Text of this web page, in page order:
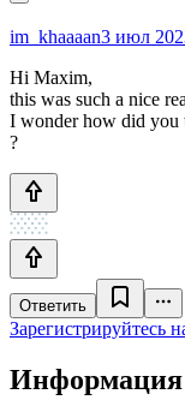
im_khaaaan3 июл
Hi Maxim,
this was such a nice
I wonder how did you
?
Ответить
Зарегистрируйтесь
Информация